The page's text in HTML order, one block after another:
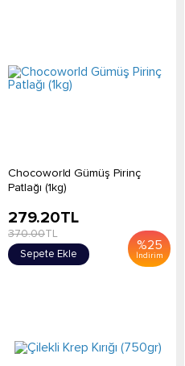
Chocoworld Gümüş Pirinç
Patlağı (1kg)
%25
İndirim
279.20TL
370.00TL
Sepete Ekle